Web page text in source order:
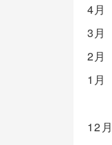
4月
3月
2月
1月
12月